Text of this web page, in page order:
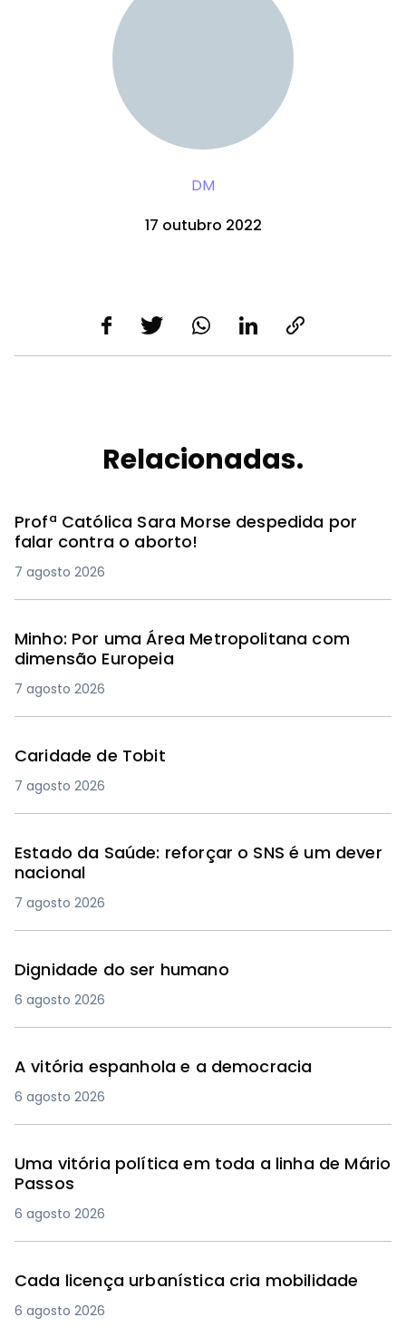
DM
17 outubro 2022
Relacionadas.
Profª Católica Sara Morse despedida por
falar contra o aborto!
7 agosto 2026
Minho: Por uma Área Metropolitana com
dimensão Europeia
7 agosto 2026
Caridade de Tobit
7 agosto 2026
Estado da Saúde: reforçar o SNS é um dever
nacional
7 agosto 2026
Dignidade do ser humano
6 agosto 2026
A vitória espanhola e a democracia
6 agosto 2026
Uma vitória política em toda a linha de Mário
Passos
6 agosto 2026
Cada licença urbanística cria mobilidade
6 agosto 2026